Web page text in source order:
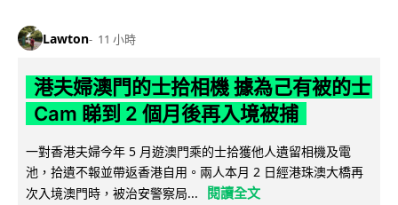
Lawton 11 小時
港夫婦澳門的士拾相機 據為己有被的士
Cam 睇到 2 個月後再入境被捕
一對香港夫婦今年 5 月遊澳門乘的士拾獲他人遺留相機及電
池，拾遺不報並帶返香港自用。兩人本月 2 日經港珠澳大橋再
次入境澳門時，被治安警察局...
閱讀全文